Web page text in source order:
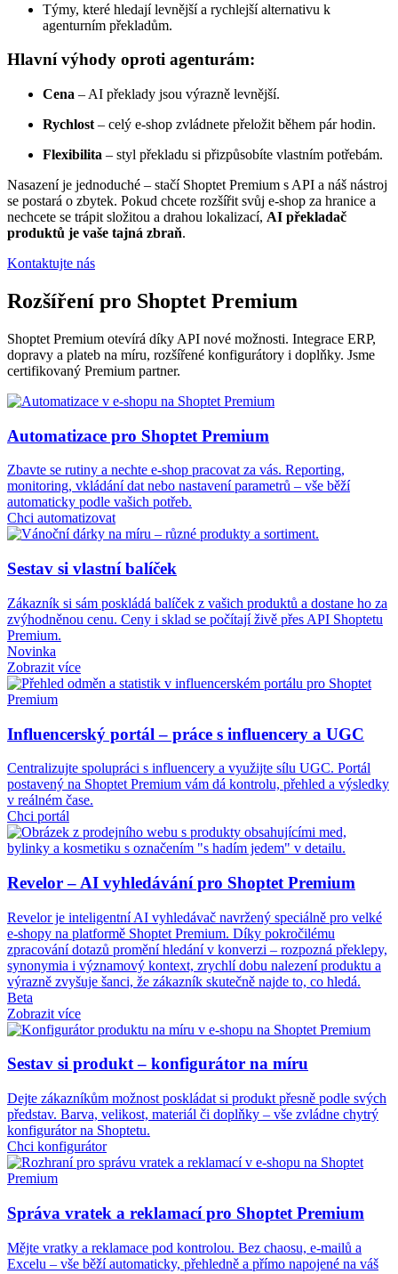
Týmy, které hledají levnější a rychlejší alternativu k
agenturním překladům.
Hlavní výhody oproti agenturám:
Cena – AI překlady jsou výrazně levnější.
Rychlost – celý e-shop zvládnete přeložit během pár hodin.
Flexibilita – styl překladu si přizpůsobíte vlastním potřebám.
Nasazení je jednoduché – stačí Shoptet Premium s API a náš nástroj
se postará o zbytek. Pokud chcete rozšířit svůj e-shop za hranice a
nechcete se trápit složitou a drahou lokalizací, AI překladač
produktů je vaše tajná zbraň.
Kontaktujte nás
Rozšíření pro Shoptet Premium
Shoptet Premium otevírá díky API nové možnosti. Integrace ERP,
dopravy a plateb na míru, rozšířené konfigurátory i doplňky. Jsme
certifikovaný Premium partner.
Automatizace pro Shoptet Premium
Zbavte se rutiny a nechte e-shop pracovat za vás. Reporting,
monitoring, vkládání dat nebo nastavení parametrů – vše běží
automaticky podle vašich potřeb.
Chci automatizovat
Sestav si vlastní balíček
Zákazník si sám poskládá balíček z vašich produktů a dostane ho za
zvýhodněnou cenu. Ceny i sklad se počítají živě přes API Shoptetu
Premium.
Novinka
Zobrazit více
Influencerský portál – práce s influencery a UGC
Centralizujte spolupráci s influencery a využijte sílu UGC. Portál
postavený na Shoptet Premium vám dá kontrolu, přehled a výsledky
v reálném čase.
Chci portál
Revelor – AI vyhledávání pro Shoptet Premium
Revelor je inteligentní AI vyhledávač navržený speciálně pro velké
e‑shopy na platformě Shoptet Premium. Díky pokročilému
zpracování dotazů promění hledání v konverzi – rozpozná překlepy,
synonymia i významový kontext, zrychlí dobu nalezení produktu a
výrazně zvyšuje šanci, že zákazník skutečně najde to, co hledá.
Beta
Zobrazit více
Sestav si produkt – konfigurátor na míru
Dejte zákazníkům možnost poskládat si produkt přesně podle svých
představ. Barva, velikost, materiál či doplňky – vše zvládne chytrý
konfigurátor na Shoptetu.
Chci konfigurátor
Správa vratek a reklamací pro Shoptet Premium
Mějte vratky a reklamace pod kontrolou. Bez chaosu, e-mailů a
Excelu – vše běží automaticky, přehledně a přímo napojené na váš